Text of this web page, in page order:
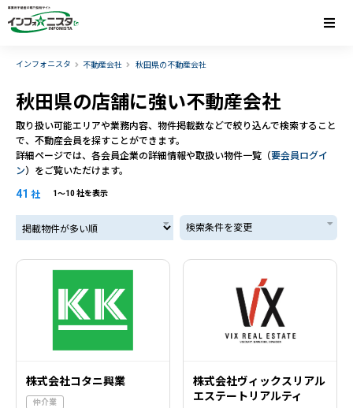
インフォニスタ 不動産会社 秋田県の不動産会社
秋田県の店舗に強い不動産会社
取り扱い可能エリアや業務内容、物件掲載数などで絞り込んで検索すること
で、不動産会員を探すことができます。
詳細ページでは、各会員企業の詳細情報や取扱い物件一覧（要会員ログイ
ン）をご覧いただけます。
41 社 1〜10 社を表示
掲載物件が多い順 検索条件を変更
株式会社コタニ興業
仲介業
株式会社ヴィックスリアル
エステートリアルティ